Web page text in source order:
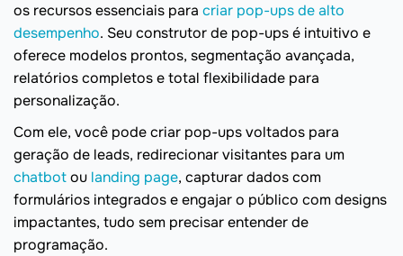
os recursos essenciais para criar pop-ups de alto
desempenho. Seu construtor de pop-ups é intuitivo e
oferece modelos prontos, segmentação avançada,
relatórios completos e total flexibilidade para
personalização.
Com ele, você pode criar pop-ups voltados para
geração de leads, redirecionar visitantes para um
chatbotou landing page, capturar dados com
formulários integrados e engajar o público com designs
impactantes, tudo sem precisar entender de
programação.